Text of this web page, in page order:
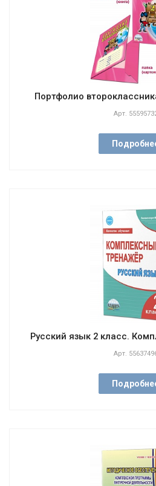
Портфолио
Арт.
Русский язык 2 класс.
Арт.